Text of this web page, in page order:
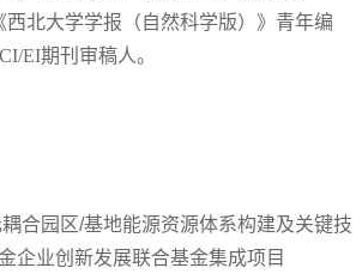
北大学学报（自然科学版）》 青年编
EI期刊审稿人。
耦合园区/基地能源资源体系构建及关键技
企业创新发展联合基金集成项目